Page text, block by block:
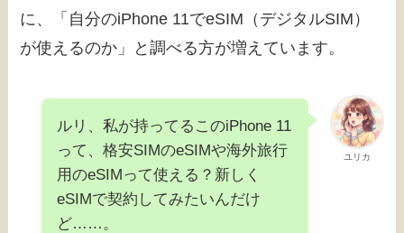
に、「自分のiPhone 11でeSIM（デジタルSIM）
が使えるのか」と調べる方が増えています。
ユリカ
ルリ、私が持ってるこのiPhone 11
って、格安SIMのeSIMや海外旅行
用のeSIMって使える？新しく
eSIMで契約してみたいんだけ
ど……。